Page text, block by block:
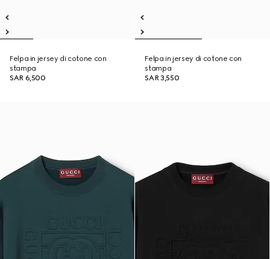
Felpa in jersey di cotone con
stampa
SAR 6,500
Felpa in jersey di cotone con
stampa
SAR 3,550